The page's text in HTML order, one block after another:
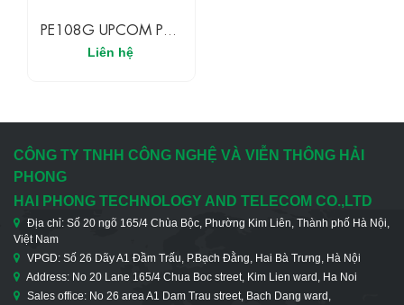
PE108G UPCOM POE
Injector 8 Cổng Gigabit
Ethernet Với 8 Cổng
Liên hệ
CÔNG TY TNHH CÔNG NGHỆ VÀ VIỄN THÔNG HẢI
PHONG
HAI PHONG TECHNOLOGY AND TELECOM CO.,LTD
Địa chỉ: Số 20 ngõ 165/4 Chùa Bộc, Phường Kim Liên, Thành phố Hà Nội,
Việt Nam
VPGD: Số 26 Dãy A1 Đầm Trấu, P.Bạch Đằng, Hai Bà Trưng, Hà Nội
Address: No 20 Lane 165/4 Chua Boc street, Kim Lien ward, Ha Noi
Sales office: No 26 area A1 Dam Trau street, Bach Dang ward,